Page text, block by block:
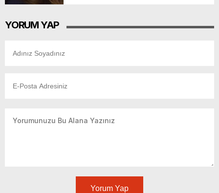
YORUM YAP
Yorum Yap